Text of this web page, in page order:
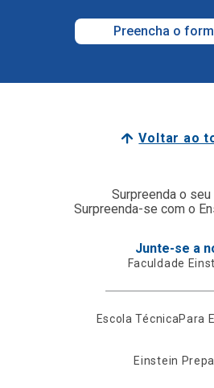
Preencha o
Voltar ao
Surpreenda o seu
Surpreenda-se com o
Junte-se a
Faculdade
Escola TécnicaPara
Einstein